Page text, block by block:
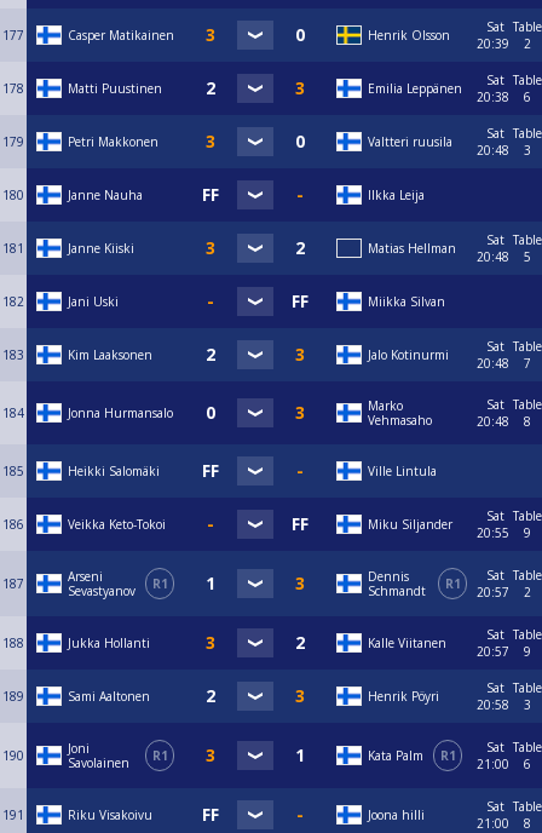
177 Casper Matikainen Henrik Olsson
Sat
20:39
Table
2
178 Matti Puustinen Emilia Leppänen
Sat
20:38
Table
6
179 Petri Makkonen Valtteri ruusila
Sat
20:48
Table
3
180 Janne Nauha Ilkka Leija
181 Janne Kiiski Matias Hellman
Sat
20:48
Table
5
182 Jani Uski Miikka Silvan
183 Kim Laaksonen Jalo Kotinurmi
Sat
20:48
Table
7
184 Jonna Hurmansalo
Marko
Vehmasaho
Sat
20:48
Table
8
185 Heikki Salomäki Ville Lintula
186 Veikka Keto-Tokoi Miku Siljander
Sat
20:55
Table
9
187
Arseni
Sevastyanov
R1
Dennis
Schmandt
R1
Sat
20:57
Table
2
188 Jukka Hollanti Kalle Viitanen
Sat
20:57
Table
9
189 Sami Aaltonen Henrik Pöyri
Sat
20:58
Table
3
190
Joni
Savolainen
R1 Kata Palm R1
Sat
21:00
Table
6
191 Riku Visakoivu Joona hilli
Sat
21:00
Table
8